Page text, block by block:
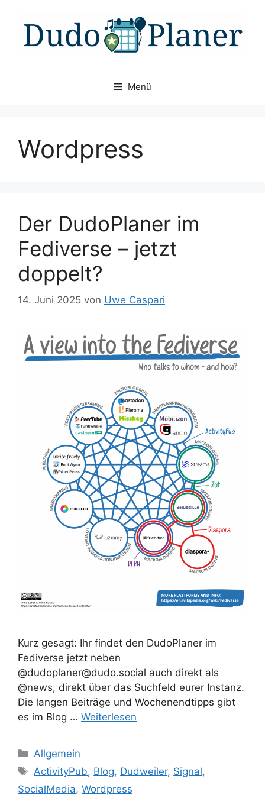
Inhalt
springen
Menü
Wordpress
Der DudoPlaner im
Fediverse – jetzt
doppelt?
14. Juni 2025 von Uwe Caspari
Kurz gesagt: Ihr findet den DudoPlaner im
Fediverse jetzt neben
@dudoplaner@dudo.social auch direkt als
@news, direkt über das Suchfeld eurer Instanz.
Die langen Beiträge und Wochenendtipps gibt
es im Blog … Weiterlesen
Kategorien
Allgemein
Schlagwörter
ActivityPub, Blog, Dudweiler, Signal,
SocialMedia, Wordpress